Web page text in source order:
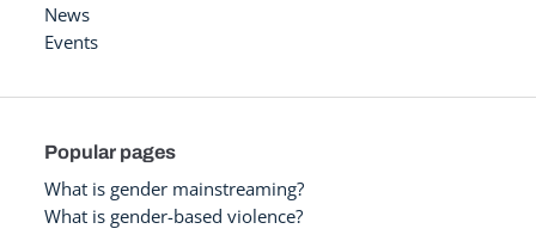
News
Events
Popular pages
What is gender mainstreaming?
What is gender-based violence?